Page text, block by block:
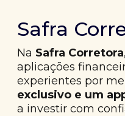
Safra
Na Safra Corretora
aplicações
experientes por
exclusivo e um
a investir com